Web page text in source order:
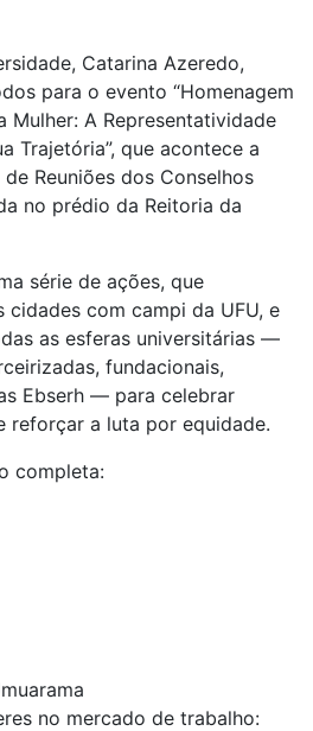
Catarina Azeredo,
para o evento “Homenagem
Mulher: A Representatividade
Trajetória”, que acontece a
Reuniões dos Conselhos
no prédio da Reitoria da
série de ações, que
com campi da UFU, e
as esferas universitárias —
fundacionais,
Ebserh — para celebrar
reforçar a luta por equidade.
completa:
no mercado de trabalho: